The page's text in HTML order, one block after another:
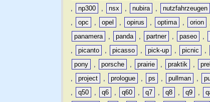
,
np300 , nsx , nubira , nutzfahrzeugen
,
opc , opel , opirus , optima , orion
panamera
, panda , partner , paseo ,
,
picanto , picasso , pick-up , picnic ,
pony
, porsche , prairie , praktik ,
,
project , prologue , ps , pullman ,
,
q50 , q6 , q60 , q7 , q8 , q9 ,